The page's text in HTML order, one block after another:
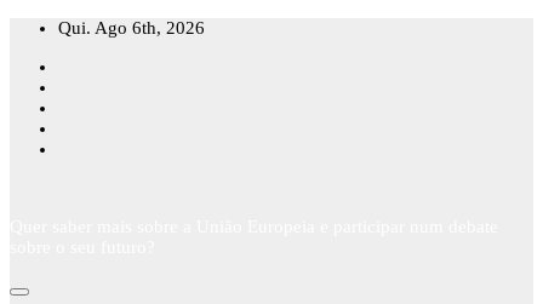
Skip
content
Qui. Ago 6th, 2026